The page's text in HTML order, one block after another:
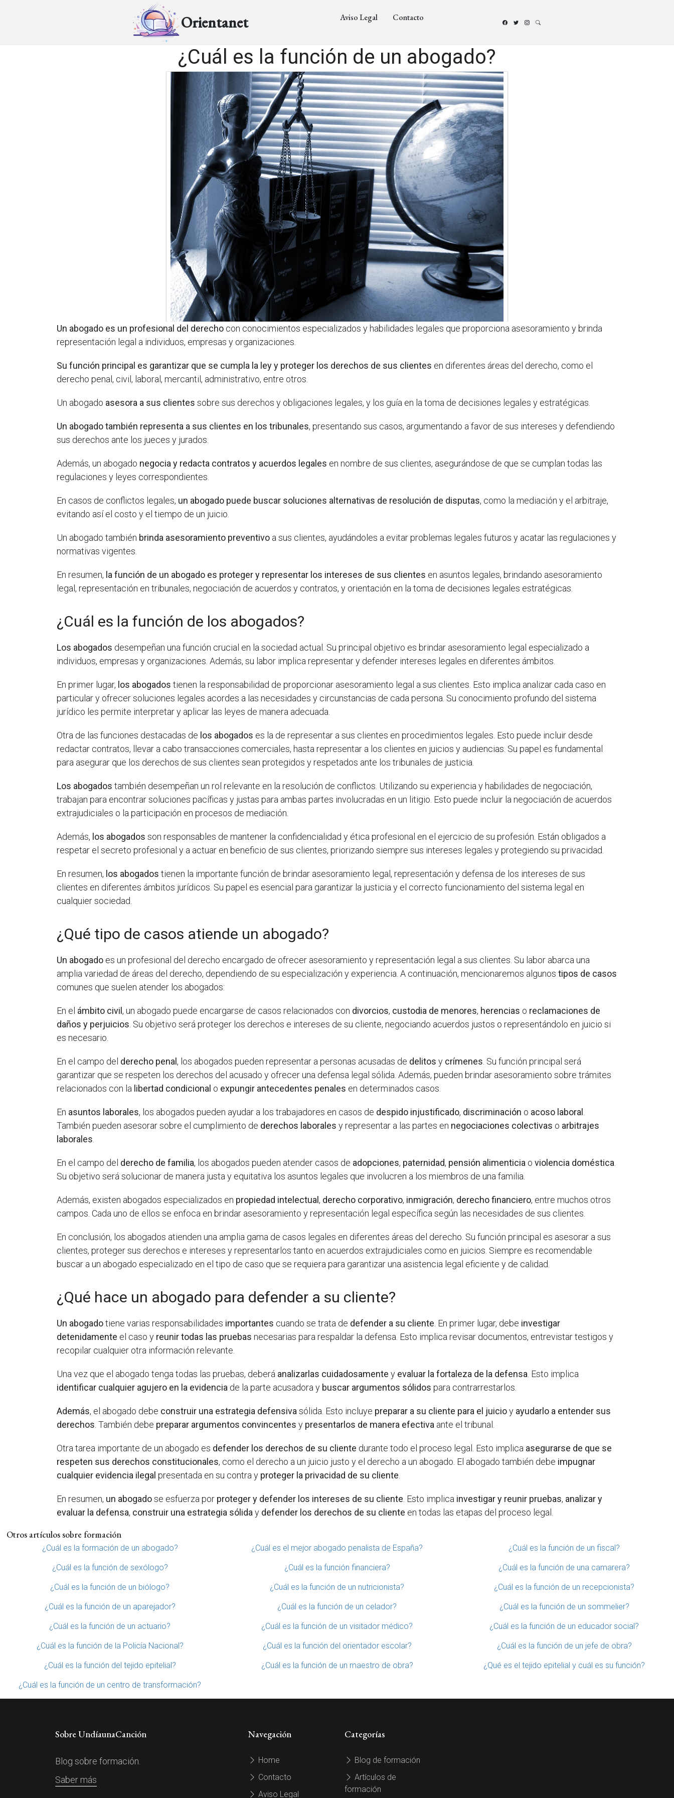
Orientanet Aviso Legal Contacto
¿Cuál es la función de un abogado?
Un abogado es un profesional del derecho con conocimientos especializados y habilidades legales que proporciona asesoramiento y brinda
representación legal a individuos, empresas y organizaciones.
Su función principal es garantizar que se cumpla la ley y proteger los derechos de sus clientes en diferentes áreas del derecho, como el
derecho penal, civil, laboral, mercantil, administrativo, entre otros.
Un abogado asesora a sus clientes sobre sus derechos y obligaciones legales, y los guía en la toma de decisiones legales y estratégicas.
Un abogado también representa a sus clientes en los tribunales, presentando sus casos, argumentando a favor de sus intereses y defendiendo
sus derechos ante los jueces y jurados.
Además, un abogado negocia y redacta contratos y acuerdos legales en nombre de sus clientes, asegurándose de que se cumplan todas las
regulaciones y leyes correspondientes.
En casos de conflictos legales, un abogado puede buscar soluciones alternativas de resolución de disputas, como la mediación y el arbitraje,
evitando así el costo y el tiempo de un juicio.
Un abogado también brinda asesoramiento preventivo a sus clientes, ayudándoles a evitar problemas legales futuros y acatar las regulaciones y
normativas vigentes.
En resumen, la función de un abogado es proteger y representar los intereses de sus clientes en asuntos legales, brindando asesoramiento
legal, representación en tribunales, negociación de acuerdos y contratos, y orientación en la toma de decisiones legales estratégicas.
¿Cuál es la función de los abogados?
Los abogados desempeñan una función crucial en la sociedad actual. Su principal objetivo es brindar asesoramiento legal especializado a
individuos, empresas y organizaciones. Además, su labor implica representar y defender intereses legales en diferentes ámbitos.
En primer lugar, los abogados tienen la responsabilidad de proporcionar asesoramiento legal a sus clientes. Esto implica analizar cada caso en
particular y ofrecer soluciones legales acordes a las necesidades y circunstancias de cada persona. Su conocimiento profundo del sistema
jurídico les permite interpretar y aplicar las leyes de manera adecuada.
Otra de las funciones destacadas de los abogados es la de representar a sus clientes en procedimientos legales. Esto puede incluir desde
redactar contratos, llevar a cabo transacciones comerciales, hasta representar a los clientes en juicios y audiencias. Su papel es fundamental
para asegurar que los derechos de sus clientes sean protegidos y respetados ante los tribunales de justicia.
Los abogados también desempeñan un rol relevante en la resolución de conflictos. Utilizando su experiencia y habilidades de negociación,
trabajan para encontrar soluciones pacíficas y justas para ambas partes involucradas en un litigio. Esto puede incluir la negociación de acuerdos
extrajudiciales o la participación en procesos de mediación.
Además, los abogados son responsables de mantener la confidencialidad y ética profesional en el ejercicio de su profesión. Están obligados a
respetar el secreto profesional y a actuar en beneficio de sus clientes, priorizando siempre sus intereses legales y protegiendo su privacidad.
En resumen, los abogados tienen la importante función de brindar asesoramiento legal, representación y defensa de los intereses de sus
clientes en diferentes ámbitos jurídicos. Su papel es esencial para garantizar la justicia y el correcto funcionamiento del sistema legal en
cualquier sociedad.
¿Qué tipo de casos atiende un abogado?
Un abogado es un profesional del derecho encargado de ofrecer asesoramiento y representación legal a sus clientes. Su labor abarca una
amplia variedad de áreas del derecho, dependiendo de su especialización y experiencia. A continuación, mencionaremos algunostipos de casos
comunes que suelen atender los abogados:
En el ámbito civil, un abogado puede encargarse de casos relacionados con divorcios, custodia de menores, herencias o reclamaciones de
daños y perjuicios. Su objetivo será proteger los derechos e intereses de su cliente, negociando acuerdos justos o representándolo en juicio si
es necesario.
En el campo del derecho penal, los abogados pueden representar a personas acusadas de delitos y crímenes. Su función principal será
garantizar que se respeten los derechos del acusado y ofrecer una defensa legal sólida. Además, pueden brindar asesoramiento sobre trámites
relacionados con la libertad condicional o expungir antecedentes penales en determinados casos.
En asuntos laborales, los abogados pueden ayudar a los trabajadores en casos de despido injustificado, discriminación o acoso laboral .
También pueden asesorar sobre el cumplimiento de derechos laborales y representar a las partes en negociaciones colectivas o arbitrajes
laborales.
En el campo del derecho de familia, los abogados pueden atender casos de adopciones, paternidad, pensión alimenticia oviolencia doméstica.
Su objetivo será solucionar de manera justa y equitativa los asuntos legales que involucren a los miembros de una familia.
Además, existen abogados especializados en propiedad intelectual, derecho corporativo, inmigración, derecho financiero, entre muchos otros
campos. Cada uno de ellos se enfoca en brindar asesoramiento y representación legal específica según las necesidades de sus clientes.
En conclusión, los abogados atienden una amplia gama de casos legales en diferentes áreas del derecho. Su función principal es asesorar a sus
clientes, proteger sus derechos e intereses y representarlos tanto en acuerdos extrajudiciales como en juicios. Siempre es recomendable
buscar a un abogado especializado en el tipo de caso que se requiera para garantizar una asistencia legal eficiente y de calidad.
¿Qué hace un abogado para defender a su cliente?
Un abogadotiene varias responsabilidades importantes cuando se trata de defender a su cliente. En primer lugar, debe investigar
detenidamente el caso y reunir todas las pruebas necesarias para respaldar la defensa. Esto implica revisar documentos, entrevistar testigos y
recopilar cualquier otra información relevante.
Una vez que el abogado tenga todas las pruebas, deberá analizarlas cuidadosamente y evaluar la fortaleza de la defensa. Esto implica
identificar cualquier agujero en la evidencia de la parte acusadora y buscar argumentos sólidos para contrarrestarlos.
Además, el abogado debe construir una estrategia defensivasólida. Esto incluye preparar a su cliente para el juicioy ayudarlo a entender sus
derechos. También debe preparar argumentos convincentes y presentarlos de manera efectiva ante el tribunal.
Otra tarea importante de un abogado es defender los derechos de su cliente durante todo el proceso legal. Esto implica asegurarse de que se
respeten sus derechos constitucionales, como el derecho a un juicio justo y el derecho a un abogado. El abogado también debe impugnar
cualquier evidencia ilegal presentada en su contra y proteger la privacidad de su cliente.
En resumen, un abogadose esfuerza por proteger y defender los intereses de su cliente. Esto implica investigar y reunir pruebas, analizar y
evaluar la defensa, construir una estrategia sóliday defender los derechos de su cliente en todas las etapas del proceso legal.
Otros artículos sobre formación
¿Cuál es la formación de un abogado? ¿Cuál es el mejor abogado penalista de España? ¿Cuál es la función de un fiscal?
¿Cuál es la función de sexólogo? ¿Cuál es la función financiera? ¿Cuál es la función de una camarera?
¿Cuál es la función de un biólogo? ¿Cuál es la función de un nutricionista? ¿Cuál es la función de un recepcionista?
¿Cuál es la función de un aparejador? ¿Cuál es la función de un celador? ¿Cuál es la función de un sommelier?
¿Cuál es la función de un actuario? ¿Cuál es la función de un visitador médico? ¿Cuál es la función de un educador social?
¿Cuál es la función de la Policía Nacional? ¿Cuál es la función del orientador escolar? ¿Cuál es la función de un jefe de obra?
¿Cuál es la función del tejido epitelial? ¿Cuál es la función de un maestro de obra? ¿Qué es el tejido epitelial y cuál es su función?
¿Cuál es la función de un centro de transformación?
Sobre UndíaunaCanción
Blog sobre formación.
Saber más
Navegación
Home
Contacto
Aviso Legal
Categorías
Blog de formación
Artículos de
formación